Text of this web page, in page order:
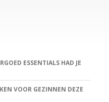
ESSENTIALS HAD JE
VOOR GEZINNEN DEZE